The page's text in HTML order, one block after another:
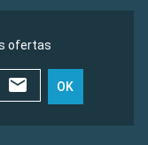
ofertas
OK